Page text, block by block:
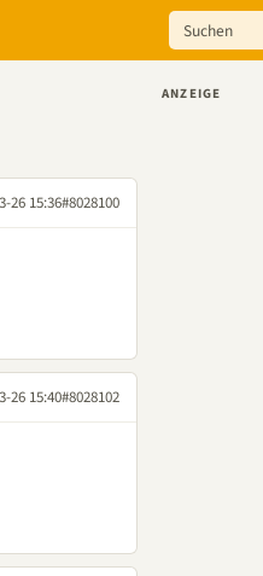
26 15:36#8028100
26 15:40#8028102
ANZEIGE